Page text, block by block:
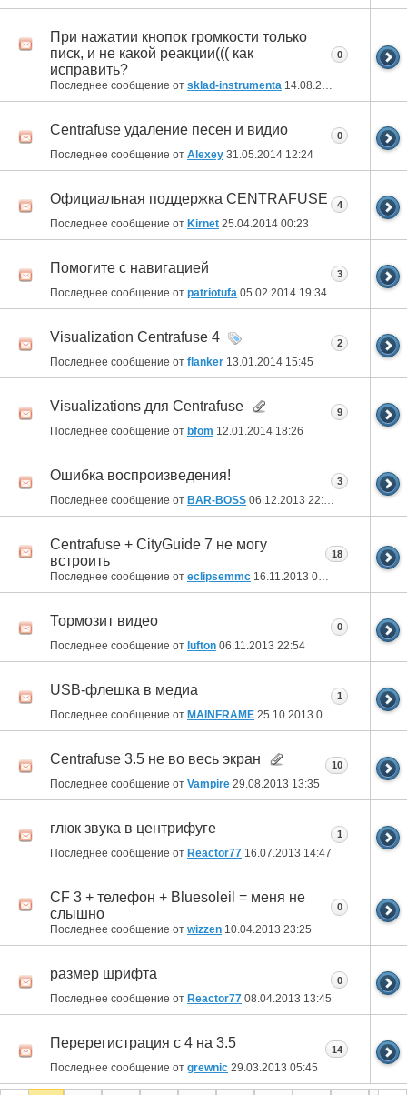
При нажатии кнопок громкости только
писк, и не какой реакции((( как
исправить?
Последнее сообщение от sklad-instrumenta 14.08.2014
0
Centrafuse удаление песен и видио
Последнее сообщение от Alexey 31.05.2014 12:24
0
Официальная поддержка CENTRAFUSE
Последнее сообщение от Kirnet 25.04.2014 00:23
4
Помогите с навигацией
Последнее сообщение от patriotufa 05.02.2014 19:34
3
Visualization Centrafuse 4
Последнее сообщение от flanker 13.01.2014 15:45
2
Visualizations для Centrafuse
Последнее сообщение от bfom 12.01.2014 18:26
9
Ошибка воспроизведения!
Последнее сообщение от BAR-BOSS 06.12.2013 22:49
3
Centrafuse + CityGuide 7 не могу
встроить
Последнее сообщение от eclipsemmc 16.11.2013 00:59
18
Тормозит видео
Последнее сообщение от lufton 06.11.2013 22:54
0
USB-флешка в медиа
Последнее сообщение от MAINFRAME 25.10.2013 08:21
1
Centrafuse 3.5 не во весь экран
Последнее сообщение от Vampire 29.08.2013 13:35
10
глюк звука в центрифуге
Последнее сообщение от Reactor77 16.07.2013 14:47
1
CF 3 + телефон + Bluesoleil = меня не
слышно
Последнее сообщение от wizzen 10.04.2013 23:25
0
размер шрифта
Последнее сообщение от Reactor77 08.04.2013 13:45
0
Перерегистрация с 4 на 3.5
Последнее сообщение от grewnic 29.03.2013 05:45
14